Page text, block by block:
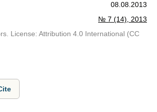
08.08.2013
№ 7 (14), 2013
License: Attribution 4.0 International (CC